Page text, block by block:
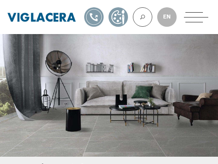
GẠCH ỐP LÁT
BÊ TÔNG KHÍ
EN
1900561582TỰ THIẾT KẾ